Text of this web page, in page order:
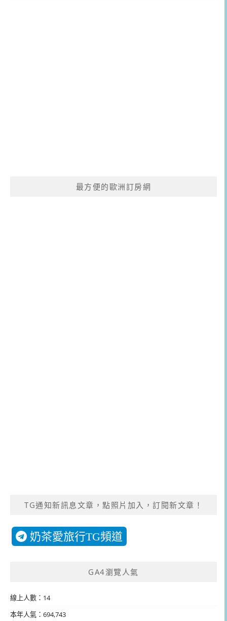
最方便的歐洲訂房網
TG通知新訊息文章，點照片加入，訂閱新文章！
奶茶愛旅行TG頻道
GA4瀏覽人氣
線上人數：14
本年人氣：694,743